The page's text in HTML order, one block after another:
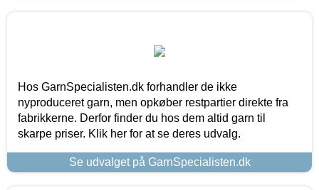
Hos GarnSpecialisten.dk forhandler de ikke
nyproduceret garn, men opkøber restpartier direkte fra
fabrikkerne. Derfor finder du hos dem altid garn til
skarpe priser. Klik her for at se deres udvalg.
Se udvalget på GarnSpecialisten.dk